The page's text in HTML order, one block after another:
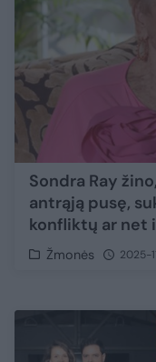
Sondra Ray
antrąją pusę,
konfliktų ar net
Žmonės 2025-